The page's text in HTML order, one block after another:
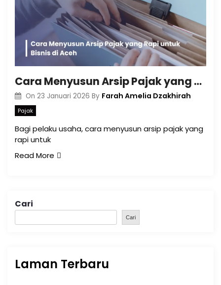
Cara Menyusun Arsip Pajak yang Rapi untuk Bisnis di Aceh
On 23 Januari 2026 By Farah Amelia Dzakhirah
Pajak
Bagi pelaku usaha, cara menyusun arsip pajak yang
rapi untuk
Read More
Cari
Cari
Laman Terbaru